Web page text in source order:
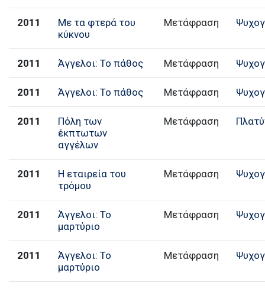
2011
Με τα φτερά του
κύκνου
Μετάφραση
2011 Άγγελοι: Το πάθος Μετάφραση
2011 Άγγελοι: Το πάθος Μετάφραση
2011
Πόλη των
έκπτωτων
αγγέλων
Μετάφραση
2011
Η εταιρεία του
τρόμου
Μετάφραση
2011
Άγγελοι: Το
μαρτύριο
Μετάφραση
2011
Άγγελοι: Το
μαρτύριο
Μετάφραση